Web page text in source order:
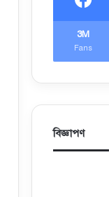
3M
Fans
বিজ্ঞাপণ